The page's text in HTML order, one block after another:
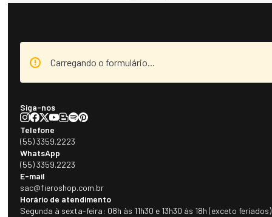
Carregando o formulário...
Siga-nos
Telefone
(55) 3359.2223
WhatsApp
(55) 3359.2223
E-mail
sac@fieroshop.com.br
Horário de atendimento
Segunda à sexta-feira: 08h às 11h30 e 13h30 às 18h (exceto feriados)